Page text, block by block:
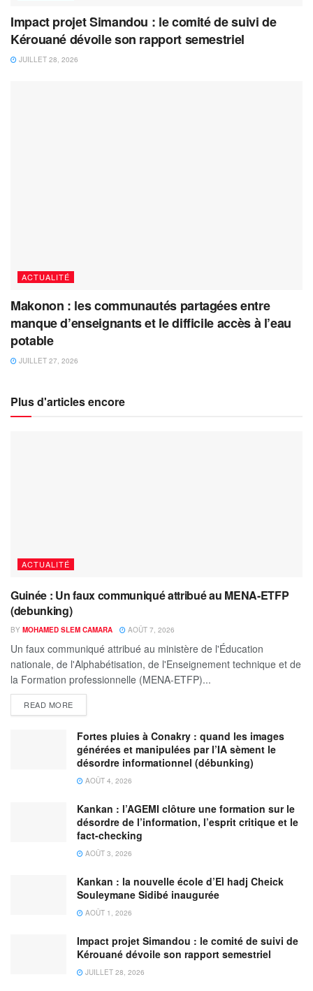
Impact projet Simandou : le comité de suivi de
Kérouané dévoile son rapport semestriel
JUILLET 28, 2026
ACTUALITÉ
Makonon : les communautés partagées entre
manque d’enseignants et le difficile accès à l’eau
potable
JUILLET 27, 2026
Plus d'articles encore
ACTUALITÉ
Guinée : Un faux communiqué attribué au MENA-ETFP
(debunking)
BY MOHAMED SLEM CAMARA AOÛT 7, 2026
Un faux communiqué attribué au ministère de l'Éducation
nationale, de l'Alphabétisation, de l'Enseignement technique et de
la Formation professionnelle (MENA-ETFP)...
READ MORE
Fortes pluies à Conakry : quand les images
générées et manipulées par l’IA sèment le
désordre informationnel (débunking)
AOÛT 4, 2026
Kankan : l’AGEMI clôture une formation sur le
désordre de l’information, l’esprit critique et le
fact-checking
AOÛT 3, 2026
Kankan : la nouvelle école d’El hadj Cheick
Souleymane Sidibé inaugurée
AOÛT 1, 2026
Impact projet Simandou : le comité de suivi de
Kérouané dévoile son rapport semestriel
JUILLET 28, 2026